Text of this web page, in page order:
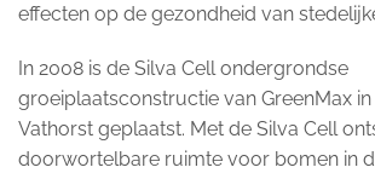
effecten op de gezondheid van
In 2008 is de Silva Cell ondergrondse
groeiplaatsconstructie van GreenMax
Vathorst geplaatst. Met de Silva Cell
doorwortelbare ruimte voor bomen in